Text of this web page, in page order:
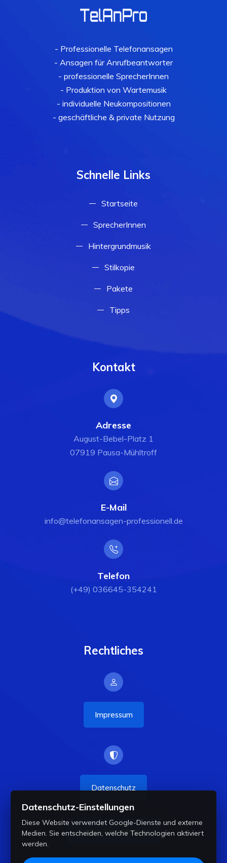
- Professionelle Telefonansagen
- Ansagen für Anrufbeantworter
- professionelle SprecherInnen
- Produktion von Wartemusik
- individuelle Neukompositionen
- geschäftliche & private Nutzung
Schnelle Links
Startseite
SprecherInnen
Hintergrundmusik
Stilkopie
Pakete
Tipps
Kontakt
Adresse
August-Bebel-Platz 1
07919 Pausa-Mühltroff
E-Mail
info@telefonansagen-professionell.de
Telefon
(+49) 036645-354241
Rechtliches
Impressum
Datenschutz
Cookie-Einstellungen
Datenschutz-Einstellungen
Diese Website verwendet Google-Dienste und externe
Medien. Sie entscheiden, welche Technologien aktiviert
werden.